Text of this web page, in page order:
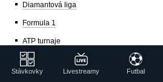
Diamantová liga
Formula 1
ATP turnaje
WTA turnaje
Hokejová extraliga
Stávkovky Livestreamy Futbal